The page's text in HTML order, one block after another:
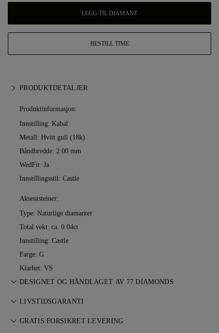
LEGG TIL DIAMANT
BESTILL TIME
PRODUKTDETALJER
Produktinformasjon:
Innstilling: Kabal
Metall: Hvitt gull (18k)
Båndbredde: 2.00 mm
WedFit: Ja
Innstillingsstil: Castle
Aksentsteiner:
Type: Naturlige diamanter
Total vekt: ca. 0.04ct
Innstilling: Castle
Farge: G
Klarhet: VS
DESIGNET OG HÅNDLAGET AV 77 DIAMONDS
Smykkekunst perfeksjonert av 77 Diamonds — ett smykke om
LIVSTIDSGARANTI
Alle kjøp hos 77 Diamonds inkluderer livstidsgaranti mot
GRATIS FORSIKRET LEVERING